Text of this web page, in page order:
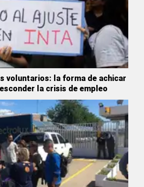
voluntarios: la forma de achicar
la crisis de empleo